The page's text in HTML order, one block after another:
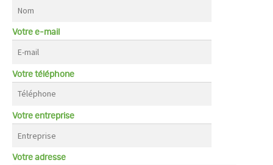
Votre e-mail
Votre téléphone
Votre entreprise
Votre adresse